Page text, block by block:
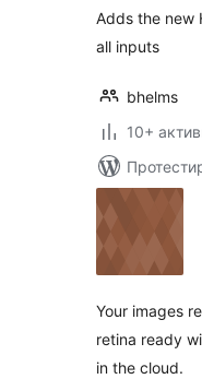
Adds the new
all inputs
bhelms
10+
Your images
retina ready
in the cloud.